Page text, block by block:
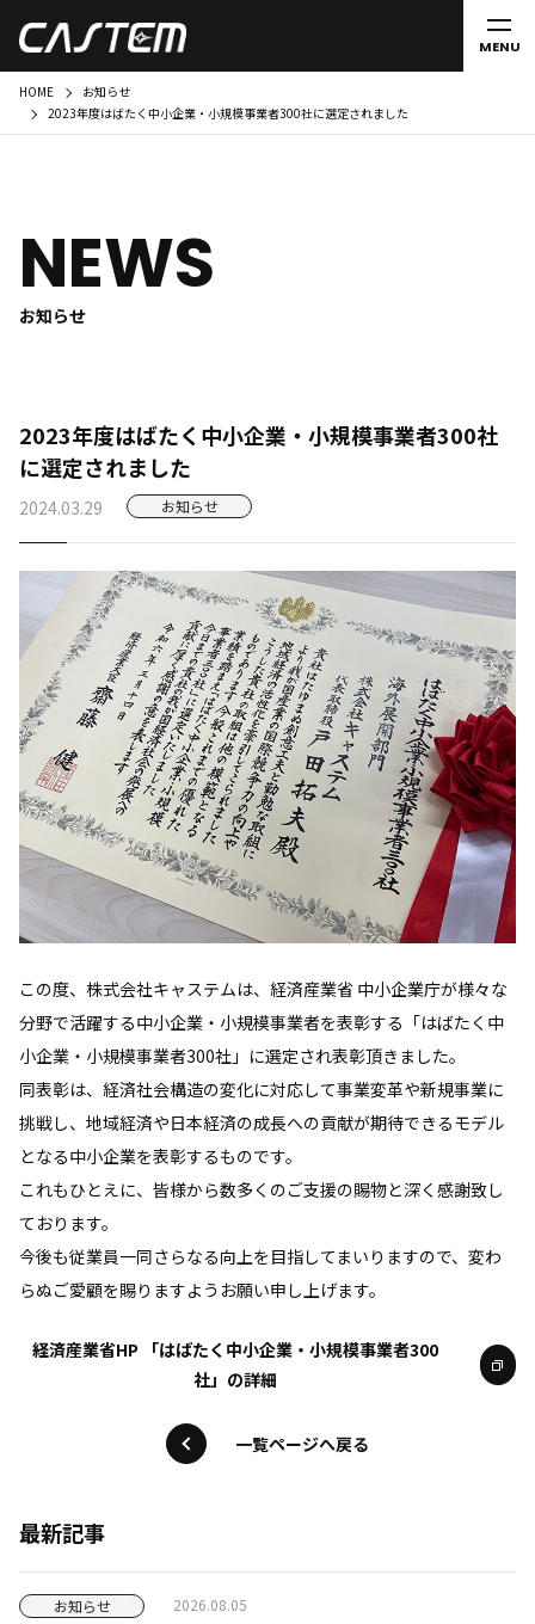
MENU
HOME
お知らせ
2023年度はばたく中小企業・小規模事業者300社に選定されました
NEWS
お知らせ
2023年度はばたく中小企業・小規模事業者300社
に選定されました
2024.03.29 お知らせ
この度、株式会社キャステムは、経済産業省 中小企業庁が様々な
分野で活躍する中小企業・小規模事業者を表彰する「はばたく中
小企業・小規模事業者300社」に選定され表彰頂きました。
同表彰は、経済社会構造の変化に対応して事業変革や新規事業に
挑戦し、地域経済や日本経済の成長への貢献が期待できるモデル
となる中小企業を表彰するものです。
これもひとえに、皆様から数多くのご支援の賜物と深く感謝致し
ております。
今後も従業員一同さらなる向上を目指してまいりますので、変わ
らぬご愛顧を賜りますようお願い申し上げます。
経済産業省HP 「はばたく中小企業・小規模事業者300
社」の詳細
一覧ページへ戻る
最新記事
お知らせ 2026.08.05